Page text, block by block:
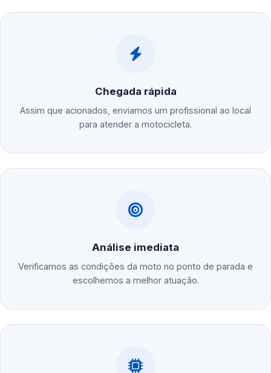
Chegada rápida
Assim que acionados, enviamos um profissional ao local
para atender a motocicleta.
Análise imediata
Verificamos as condições da moto no ponto de parada e
escolhemos a melhor atuação.